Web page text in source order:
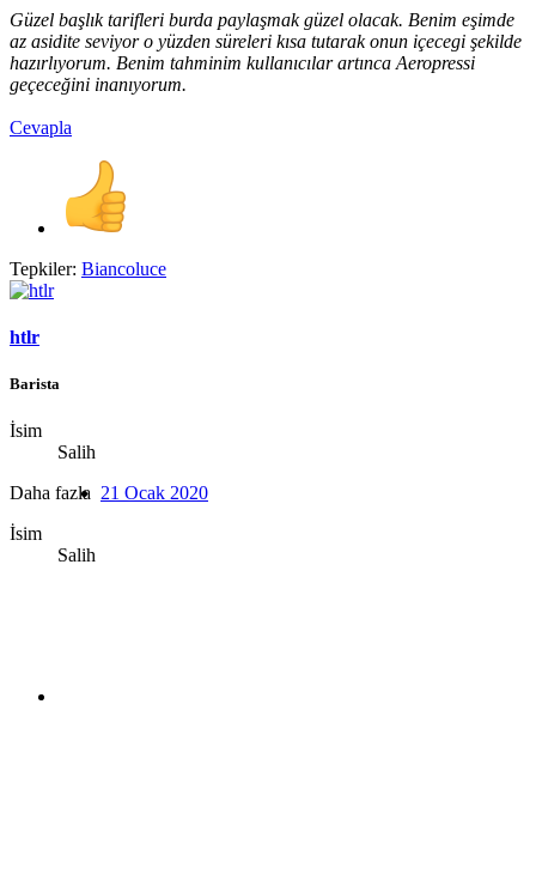
Güzel başlık tarifleri burda paylaşmak güzel olacak. Benim eşimde
az asidite seviyor o yüzden süreleri kısa tutarak onun içecegi şekilde
hazırlıyorum. Benim tahminim kullanıcılar artınca Aeropressi
geçeceğini inanıyorum.
Cevapla
Tepkiler: Biancoluce
htlr
Barista
İsim
Salih
Daha fazla
İsim
Salih
21 Ocak 2020